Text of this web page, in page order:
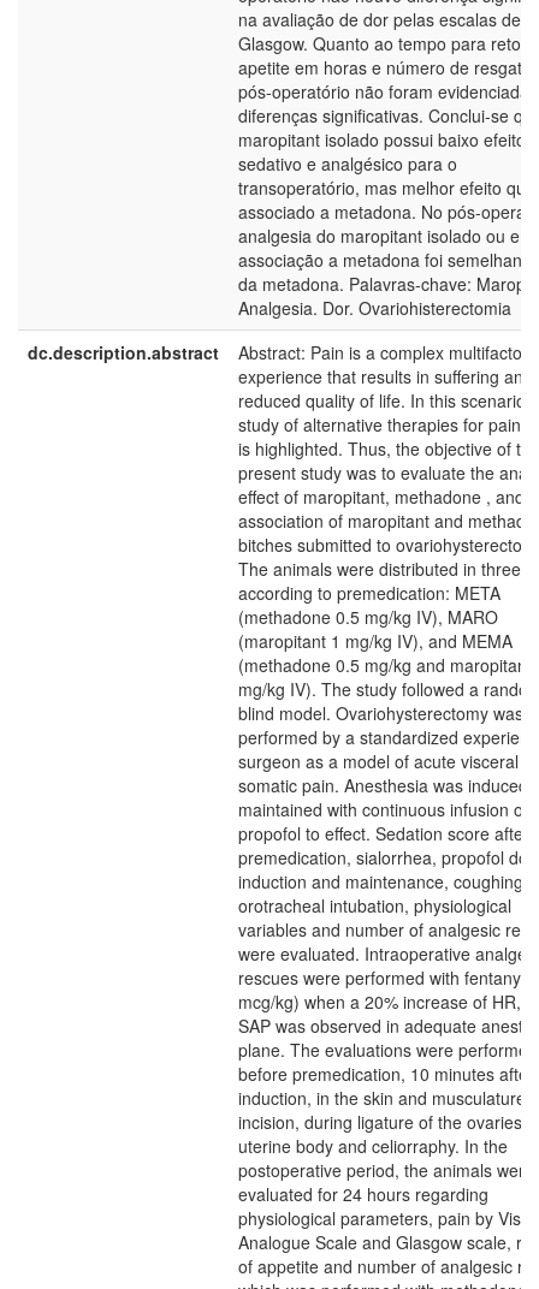
na avaliação de dor pelas escalas de
Glasgow. Quanto ao tempo para
apetite em horas e número de
pós-operatório não foram evidenciadas
diferenças significativas. Conclui-se
maropitant isolado possui baixo efeito
sedativo e analgésico para o
transoperatório, mas melhor efeito
associado a metadona. No pós-
analgesia do maropitant isolado ou em
associação a metadona foi
da metadona. Palavras-chave:
Analgesia. Dor. Ovariohisterectomia
dc.description.abstract
Abstract: Pain is a complex
experience that results in suffering and
reduced quality of life. In this scenario
study of alternative therapies for pain
is highlighted. Thus, the objective of the
present study was to evaluate the
effect of maropitant, methadone , and
association of maropitant and
bitches submitted to
The animals were distributed in three
according to premedication: META
(methadone 0.5 mg/kg IV), MARO
(maropitant 1 mg/kg IV), and MEMA
(methadone 0.5 mg/kg and maropitant
mg/kg IV). The study followed a
blind model. Ovariohysterectomy was
performed by a standardized
surgeon as a model of acute visceral
somatic pain. Anesthesia was induced
maintained with continuous infusion of
propofol to effect. Sedation score after
premedication, sialorrhea, propofol
induction and maintenance, coughing
orotracheal intubation, physiological
variables and number of analgesic
were evaluated. Intraoperative
rescues were performed with fentanyl
mcg/kg) when a 20% increase of HR,
SAP was observed in adequate
plane. The evaluations were performed
before premedication, 10 minutes after
induction, in the skin and musculature
incision, during ligature of the ovaries
uterine body and celiorraphy. In the
postoperative period, the animals were
evaluated for 24 hours regarding
physiological parameters, pain by
Analogue Scale and Glasgow scale,
of appetite and number of analgesic